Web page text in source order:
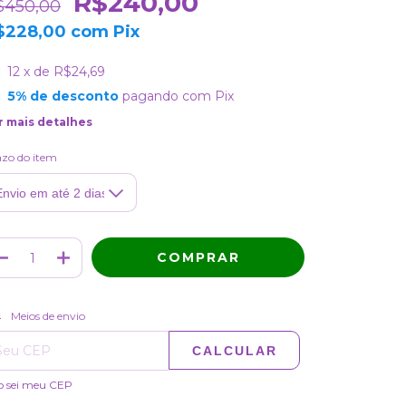
com Pix
12 x de R$24,69
5% de descontopagando com Pix
mais detalhes
do item
para o CEP:
Meios de envio
CALCULAR
sei meu CEP